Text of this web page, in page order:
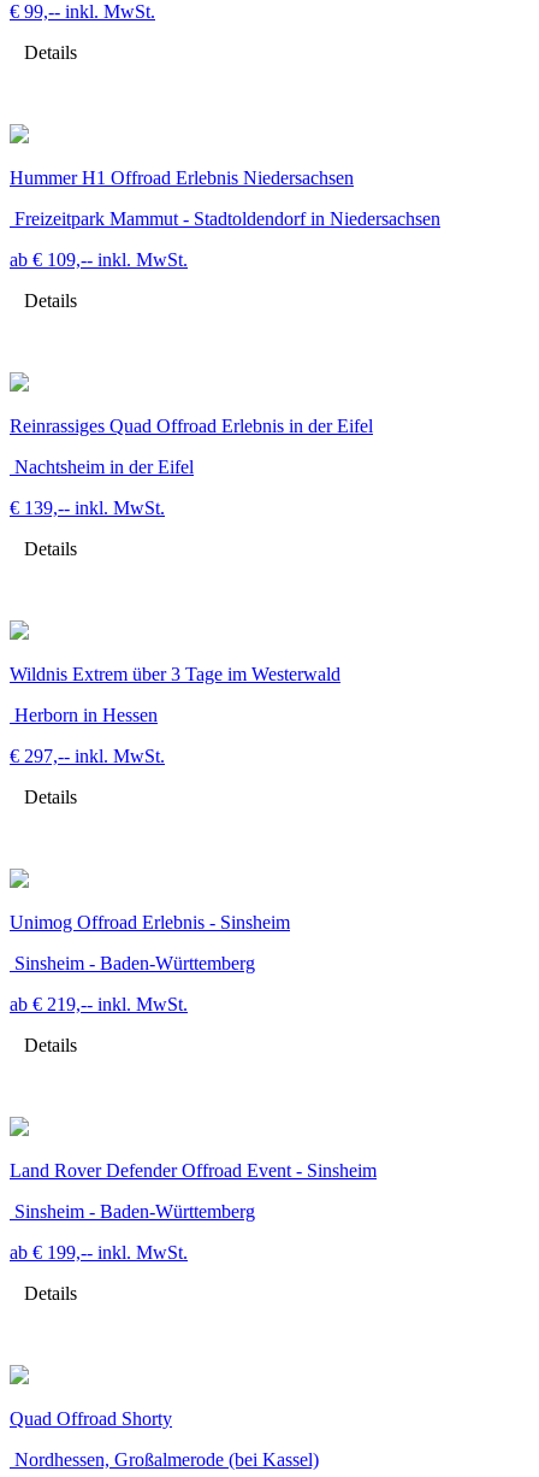
€ 99,-- inkl. MwSt.
Details
Hummer H1 Offroad Erlebnis Niedersachsen
Freizeitpark Mammut - Stadtoldendorf in Niedersachsen
ab € 109,-- inkl. MwSt.
Details
Reinrassiges Quad Offroad Erlebnis in der Eifel
Nachtsheim in der Eifel
€ 139,-- inkl. MwSt.
Details
Wildnis Extrem über 3 Tage im Westerwald
Herborn in Hessen
€ 297,-- inkl. MwSt.
Details
Unimog Offroad Erlebnis - Sinsheim
Sinsheim - Baden-Württemberg
ab € 219,-- inkl. MwSt.
Details
Land Rover Defender Offroad Event - Sinsheim
Sinsheim - Baden-Württemberg
ab € 199,-- inkl. MwSt.
Details
Quad Offroad Shorty
Nordhessen, Großalmerode (bei Kassel)